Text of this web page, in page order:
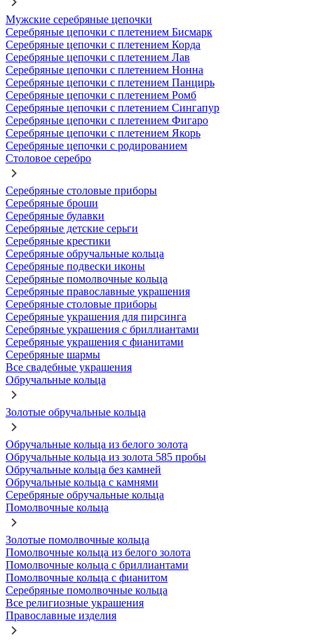
Мужские серебряные цепочки
Серебряные цепочки с плетением Бисмарк
Серебряные цепочки с плетением Корда
Серебряные цепочки с плетением Лав
Серебряные цепочки с плетением Нонна
Серебряные цепочки с плетением Панцирь
Серебряные цепочки с плетением Ромб
Серебряные цепочки с плетением Сингапур
Серебряные цепочки с плетением Фигаро
Серебряные цепочки с плетением Якорь
Серебряные цепочки с родированием
Столовое серебро
Серебряные столовые приборы
Серебряные броши
Серебряные булавки
Серебряные детские серьги
Серебряные крестики
Серебряные обручальные кольца
Серебряные подвески иконы
Серебряные помолвочные кольца
Серебряные православные украшения
Серебряные столовые приборы
Серебряные украшения для пирсинга
Серебряные украшения с бриллиантами
Серебряные украшения с фианитами
Серебряные шармы
Все свадебные украшения
Обручальные кольца
Золотые обручальные кольца
Обручальные кольца из белого золота
Обручальные кольца из золота 585 пробы
Обручальные кольца без камней
Обручальные кольца с камнями
Серебряные обручальные кольца
Помолвочные кольца
Золотые помолвочные кольца
Помолвочные кольца из белого золота
Помолвочные кольца с бриллиантами
Помолвочные кольца с фианитом
Серебряные помолвочные кольца
Все религиозные украшения
Православные изделия